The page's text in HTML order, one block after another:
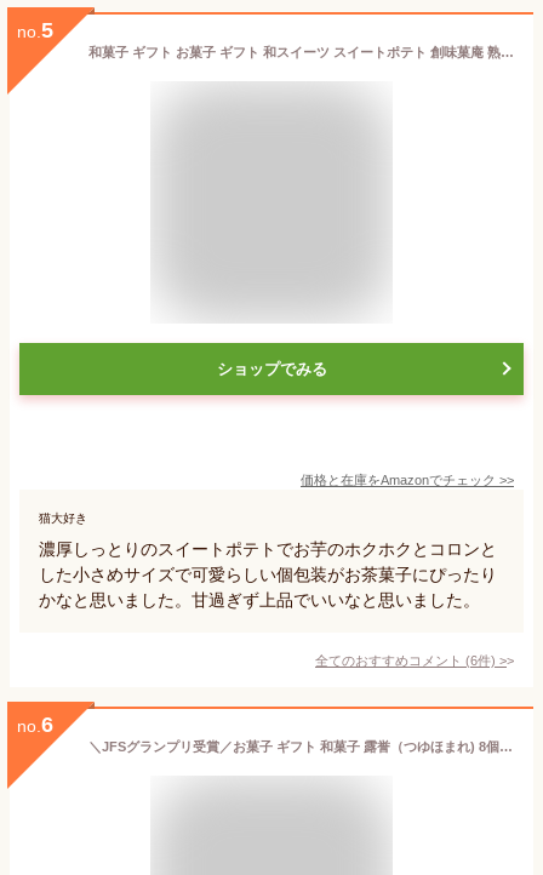
no. 5
和菓子 ギフト お菓子 ギフト 和スイーツ スイートポテト 創味菓庵 熟成蒸し芋スイートポテト 6個 スイーツ 洋菓子
ショップでみる
価格と在庫をAmazonでチェック >>
猫大好き
濃厚しっとりのスイートポテトでお芋のホクホクとコロンと
した小さめサイズで可愛らしい個包装がお茶菓子にぴったり
かなと思いました。甘過ぎず上品でいいなと思いました。
全てのおすすめコメント (6件) >
no. 6
＼JFSグランプリ受賞／お菓子 ギフト 和菓子 露誉（つゆほまれ) 8個入り 饅頭 お茶まんじゅう まんじゅう 個包装 詰め合わせ ギフト 八女抹茶 抹茶饅頭 抹茶和菓子 お茶菓子 和菓子 抹茶 抹茶スイーツ ギフト 贈り物 お土産